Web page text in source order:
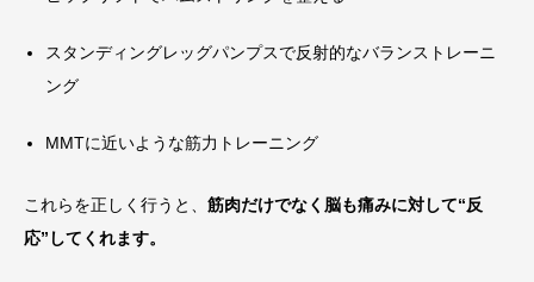
スタンディングレッグパンプスで反射的なバランストレーニ
ング
MMTに近いような筋力トレーニング
これらを正しく行うと、 筋肉だけでなく脳も痛みに対して“反
応”してくれます。